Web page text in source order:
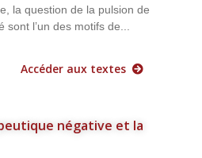
la question de la pulsion de
l’un des motifs de...
Accéder aux textes
négative et la